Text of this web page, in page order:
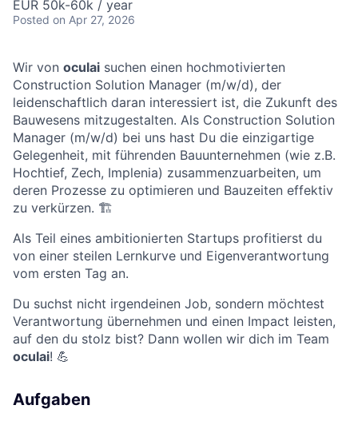
EUR 50k-60k / year
Posted on Apr 27, 2026
Wir von oculai suchen einen hochmotivierten
Construction Solution Manager (m/w/d), der
leidenschaftlich daran interessiert ist, die Zukunft des
Bauwesens mitzugestalten. Als Construction Solution
Manager (m/w/d) bei uns hast Du die einzigartige
Gelegenheit, mit führenden Bauunternehmen (wie z.B.
Hochtief, Zech, Implenia) zusammenzuarbeiten, um
deren Prozesse zu optimieren und Bauzeiten effektiv
zu verkürzen. 🏗
Als Teil eines ambitionierten Startups profitierst du
von einer steilen Lernkurve und Eigenverantwortung
vom ersten Tag an.
Du suchst nicht irgendeinen Job, sondern möchtest
Verantwortung übernehmen und einen Impact leisten,
auf den du stolz bist? Dann wollen wir dich im Team
oculai! 💪
Aufgaben